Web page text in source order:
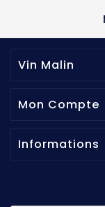
Vin Malin
Mon Compte
Informations